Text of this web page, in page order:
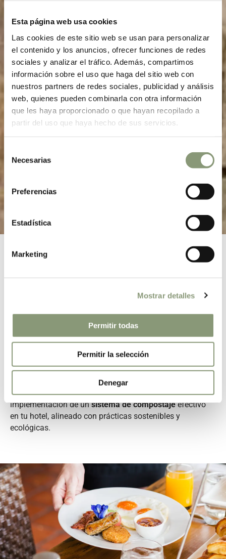
Esta página web usa cookies
Las cookies de este sitio web se usan para personalizar
el contenido y los anuncios, ofrecer funciones de redes
sociales y analizar el tráfico. Además, compartimos
información sobre el uso que haga del sitio web con
nuestros partners de redes sociales, publicidad y análisis
web, quienes pueden combinarla con otra información
que les haya proporcionado o que hayan recopilado a
partir del uso que haya hecho de sus servicios.
Necesarias
Preferencias
Estadística
Marketing
Mostrar detalles
Permitir todas
Permitir la selección
Denegar
mejorar la sostenibilidad de tu negocio. Implementar un
sistema de compostaje en hoteles no solo reduce la
cantidad de residuos que terminan en vertederos, sino
que también puedetransformar desechos orgánicos en
recursos valiosos como el compost
En De La Cocina A La Huerta te ayudamos en la
implementación de unsistema de compostajeefectivo
en tu hotel, alineado con prácticas sostenibles y
ecológicas.